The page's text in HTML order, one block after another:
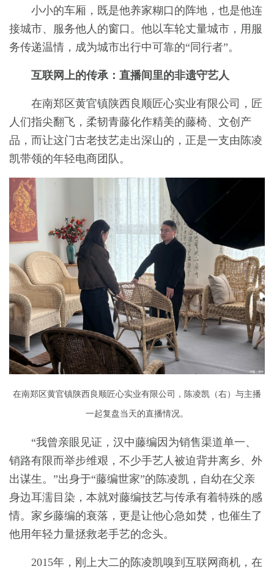
小小的车厢，既是他养家糊口的阵地，也是他连
接城市、服务他人的窗口。他以车轮丈量城市，用服
务传递温情，成为城市出行中可靠的“同行者”。
互联网上的传承：直播间里的非遗守艺人
在南郑区黄官镇陕西良顺匠心实业有限公司，匠
人们指尖翻飞，柔韧青藤化作精美的藤椅、文创产
品，而让这门古老技艺走出深山的，正是一支由陈凌
凯带领的年轻电商团队。
在南郑区黄官镇陕西良顺匠心实业有限公司，陈凌凯（右）与主播
一起复盘当天的直播情况。
“我曾亲眼见证，汉中藤编因为销售渠道单一、
销路有限而举步维艰，不少手艺人被迫背井离乡、外
出谋生。”出身于“藤编世家”的陈凌凯，自幼在父亲
身边耳濡目染，本就对藤编技艺与传承有着特殊的感
情。家乡藤编的衰落，更是让他心急如焚，也催生了
他用年轻力量拯救老手艺的念头。
2015年，刚上大二的陈凌凯嗅到互联网商机，在